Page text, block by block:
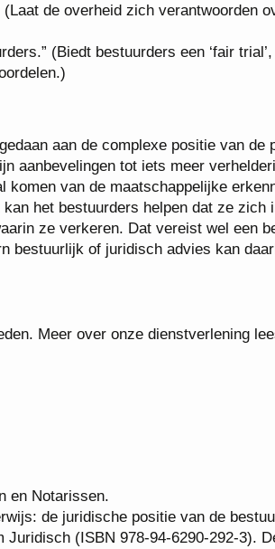
de overheid zich verantwoorden
(Biedt bestuurders een ‘fair
aan de complexe positie van de
aanbevelingen tot iets meer
van de maatschappelijke
het bestuurders helpen dat ze zich
ze verkeren. Dat vereist wel een
bestuurlijk of juridisch advies kan
Meer over onze dienstverlening
en Notarissen.
de juridische positie van de
Juridisch (ISBN 978-94-6290-292-3).